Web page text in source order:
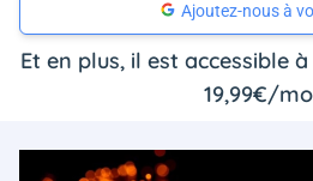
Ajoutez-nous à
Et en plus, il est accessible
19,99€/